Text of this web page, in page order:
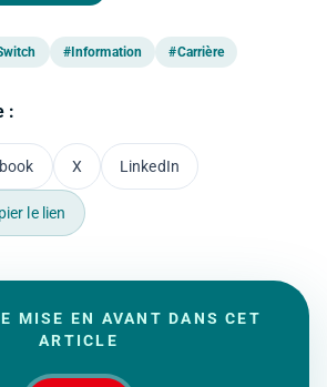
#Information #Carrière
:
X LinkedIn
le lien
MISE EN AVANT DANS CET
ARTICLE